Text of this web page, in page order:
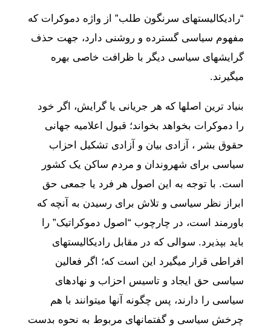
“رادیکالیستهای سرنگون طلب” از واژه دموکرات که
مفهوم سیاسی گسترده و روشنی دارد، جهت حذف
گرایشهای سیاسی دیگر با ظرافت خاصی بهره
میگیرند.
بنیاد ترین اصلها که هر جریانی یا گرایش، اگر خود
را دموکرات بخواهد بخواند؛ قبول اعلامیه جهانی
حقوق بشر ، آزادی بیان و آزادی تشکیل احزاب
سیاسی برای شهروندان و مردم ساکن یک کشور
است. با توجه به این اصول هر فرد یا جمعی حق
ابراز نظر سیاسی و تلاش برای رسیدن به آنچه که
باورمند است، در چارچوب “اصول دموکراتیک” را
باید بپذیرد. سوالی که در مقابل رادیکالیستهای
افراطی قرار میگیرد این است که؛ اگر فعالین
سیاسی حق ایجاد و تاسیس احزاب و نهادهای
سیاسی را دارند، پس چگونه آنها میتوانند با هم
چرخش سیاسی و گفتمانهای مربوط به نحوه بدست